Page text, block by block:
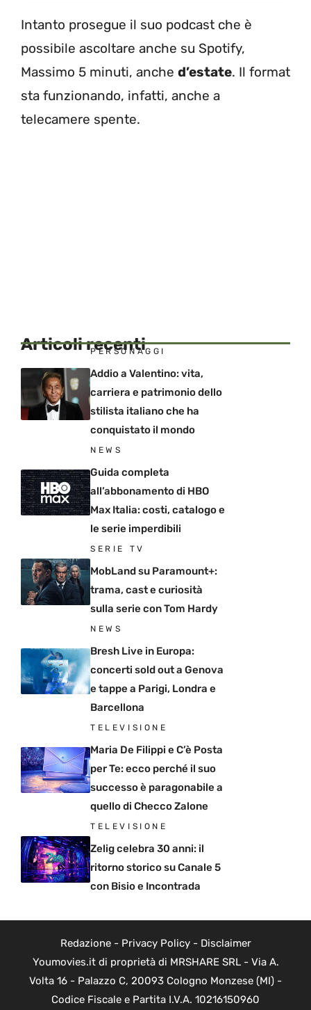
Intanto prosegue il suo podcast che è
possibile ascoltare anche su Spotify,
Massimo 5 minuti, anche d’estate. Il format
sta funzionando, infatti, anche a
telecamere spente.
Articoli recenti
PERSONAGGI
Addio a Valentino: vita,
carriera e patrimonio dello
stilista italiano che ha
conquistato il mondo
NEWS
Guida completa
all’abbonamento di HBO
Max Italia: costi, catalogo e
le serie imperdibili
SERIE TV
MobLand su Paramount+:
trama, cast e curiosità
sulla serie con Tom Hardy
NEWS
Bresh Live in Europa:
concerti sold out a Genova
e tappe a Parigi, Londra e
Barcellona
TELEVISIONE
Maria De Filippi e C’è Posta
per Te: ecco perché il suo
successo è paragonabile a
quello di Checco Zalone
TELEVISIONE
Zelig celebra 30 anni: il
ritorno storico su Canale 5
con Bisio e Incontrada
Redazione- Privacy Policy- Disclaimer
Youmovies.it di proprietà di MRSHARE SRL - Via A.
Volta 16 - Palazzo C, 20093 Cologno Monzese (MI) -
Codice Fiscale e Partita I.V.A. 10216150960